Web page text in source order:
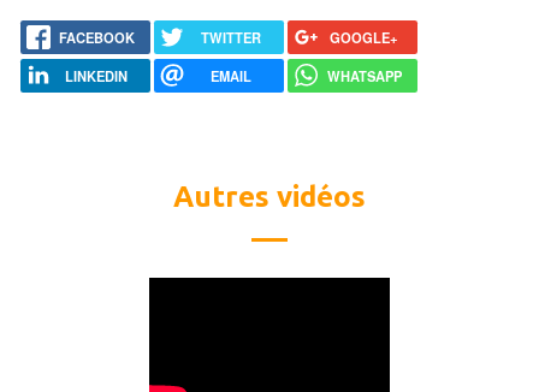
FACEBOOK TWITTER
GOOGLE+
LINKEDIN
EMAIL WHATSAPP
Autres vidéos